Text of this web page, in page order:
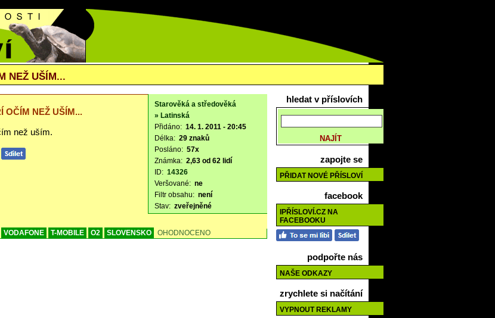
NEŽ UŠÍM...
OČÍM NEŽ UŠÍM...
než uším.
Starověká a středověká
» Latinská
Přidáno: 14. 1. 2011 - 20:45
Délka: 29 znaků
Posláno: 57x
Známka: 2,63 od 62 lidí
ID: 14326
Veršované: ne
Filtr obsahu: není
Stav: zveřejněné
VODAFONE T-MOBILE O2 SLOVENSKO OHODNOCENO
hledat v příslovích
zapojte se
PŘIDAT NOVÉ PŘÍSLOVÍ
facebook
IPŘÍSLOVÍ.CZ NA
FACEBOOKU
podpořte nás
NAŠE ODKAZY
zrychlete si načítání
VYPNOUT REKLAMY